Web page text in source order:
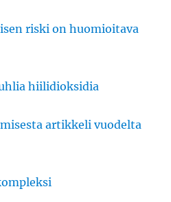
riski on huomioitava
hiilidioksidia
artikkeli vuodelta